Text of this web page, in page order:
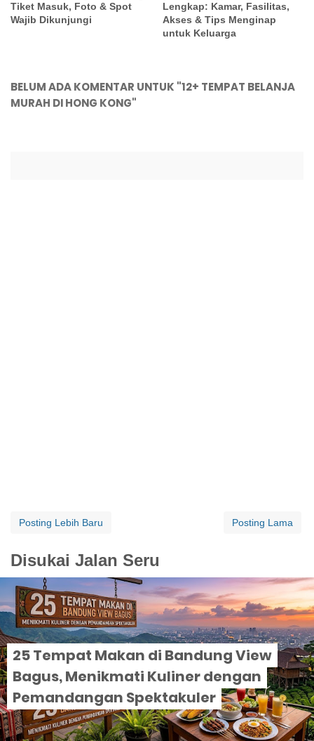
Tiket Masuk, Foto & Spot
Wajib Dikunjungi
Lengkap: Kamar, Fasilitas,
Akses & Tips Menginap
untuk Keluarga
BELUM ADA KOMENTAR UNTUK "12+ TEMPAT BELANJA
MURAH DI HONG KONG"
Posting Lebih Baru Posting Lama
Disukai Jalan Seru
25 Tempat Makan di Bandung View
Bagus, Menikmati Kuliner dengan
Pemandangan Spektakuler